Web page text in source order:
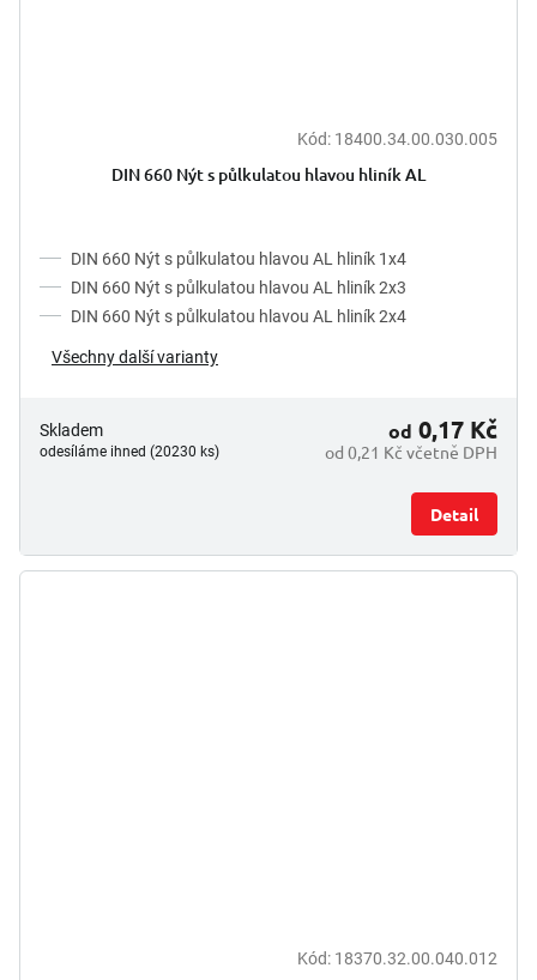
Kód: 18400.34.00.030.005
DIN 660 Nýt s půlkulatou hlavou hliník AL
DIN 660 Nýt s půlkulatou hlavou AL hliník 1x4
DIN 660 Nýt s půlkulatou hlavou AL hliník 2x3
DIN 660 Nýt s půlkulatou hlavou AL hliník 2x4
Všechny další varianty
Skladem
odesíláme ihned (20230 ks) od 0,21 Kč včetně DPH
od 0,17 Kč
Detail
Kód: 18370.32.00.040.012